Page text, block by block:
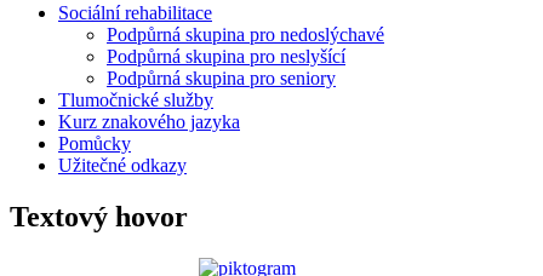
Sociální rehabilitace
Podpůrná skupina pro nedoslýchavé
Podpůrná skupina pro neslyšící
Podpůrná skupina pro seniory
Tlumočnické služby
Kurz znakového jazyka
Pomůcky
Užitečné odkazy
Textový hovor